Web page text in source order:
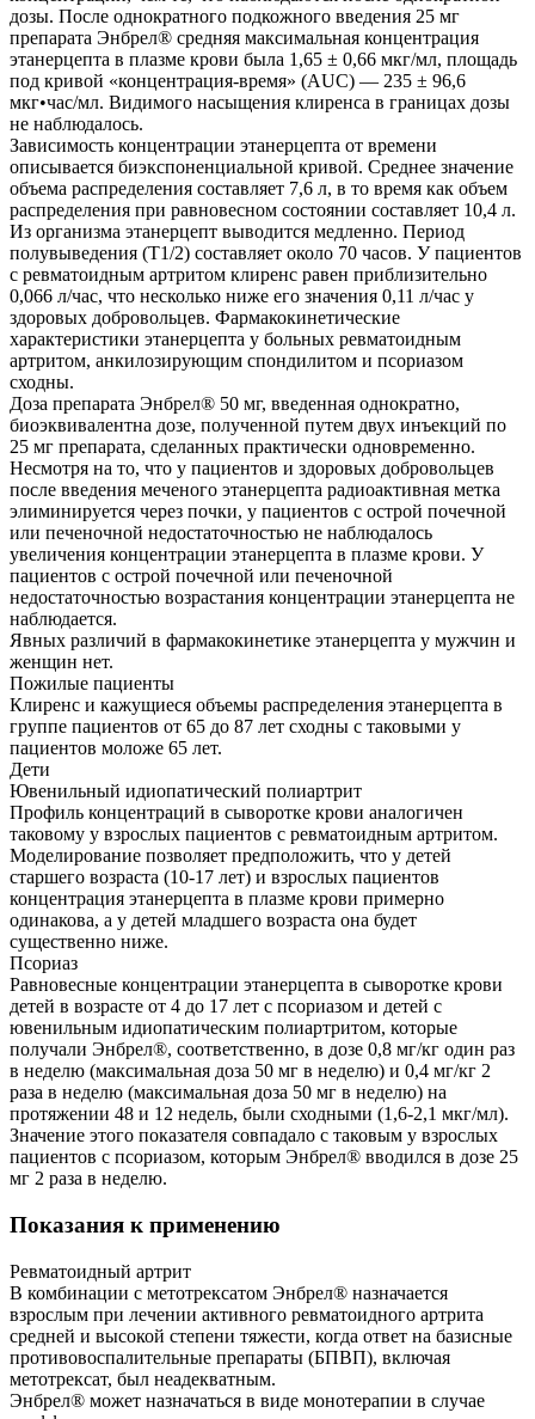
дозы. После однократного подкожного введения 25 мг
препарата Энбрел® средняя максимальная концентрация
этанерцепта в плазме крови была 1,65 ± 0,66 мкг/мл, площадь
под кривой «концентрация-время» (AUC) — 235 ± 96,6
мкг•час/мл. Видимого насыщения клиренса в границах дозы
не наблюдалось.
Зависимость концентрации этанерцепта от времени
описывается биэкспоненциальной кривой. Среднее значение
объема распределения составляет 7,6 л, в то время как объем
распределения при равновесном состоянии составляет 10,4 л.
Из организма этанерцепт выводится медленно. Период
полувыведения (T1/2) составляет около 70 часов. У пациентов
с ревматоидным артритом клиренс равен приблизительно
0,066 л/час, что несколько ниже его значения 0,11 л/час у
здоровых добровольцев. Фармакокинетические
характеристики этанерцепта у больных ревматоидным
артритом, анкилозирующим спондилитом и псориазом
сходны.
Доза препарата Энбрел® 50 мг, введенная однократно,
биоэквивалентна дозе, полученной путем двух инъекций по
25 мг препарата, сделанных практически одновременно.
Несмотря на то, что у пациентов и здоровых добровольцев
после введения меченого этанерцепта радиоактивная метка
элиминируется через почки, у пациентов с острой почечной
или печеночной недостаточностью не наблюдалось
увеличения концентрации этанерцепта в плазме крови. У
пациентов с острой почечной или печеночной
недостаточностью возрастания концентрации этанерцепта не
наблюдается.
Явных различий в фармакокинетике этанерцепта у мужчин и
женщин нет.
Пожилые пациенты
Клиренс и кажущиеся объемы распределения этанерцепта в
группе пациентов от 65 до 87 лет сходны с таковыми у
пациентов моложе 65 лет.
Дети
Ювенильный идиопатический полиартрит
Профиль концентраций в сыворотке крови аналогичен
таковому у взрослых пациентов с ревматоидным артритом.
Моделирование позволяет предположить, что у детей
старшего возраста (10-17 лет) и взрослых пациентов
концентрация этанерцепта в плазме крови примерно
одинакова, а у детей младшего возраста она будет
существенно ниже.
Псориаз
Равновесные концентрации этанерцепта в сыворотке крови
детей в возрасте от 4 до 17 лет с псориазом и детей с
ювенильным идиопатическим полиартритом, которые
получали Энбрел®, соответственно, в дозе 0,8 мг/кг один раз
в неделю (максимальная доза 50 мг в неделю) и 0,4 мг/кг 2
раза в неделю (максимальная доза 50 мг в неделю) на
протяжении 48 и 12 недель, были сходными (1,6-2,1 мкг/мл).
Значение этого показателя совпадало с таковым у взрослых
пациентов с псориазом, которым Энбрел® вводился в дозе 25
мг 2 раза в неделю.
Показания к применению
Ревматоидный артрит
В комбинации с метотрексатом Энбрел® назначается
взрослым при лечении активного ревматоидного артрита
средней и высокой степени тяжести, когда ответ на базисные
противовоспалительные препараты (БПВП), включая
метотрексат, был неадекватным.
Энбрел® может назначаться в виде монотерапии в случае